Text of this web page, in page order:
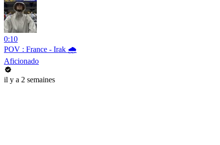
0:10
POV : France - Irak 🌧️
Aficionado
il y a 2 semaines